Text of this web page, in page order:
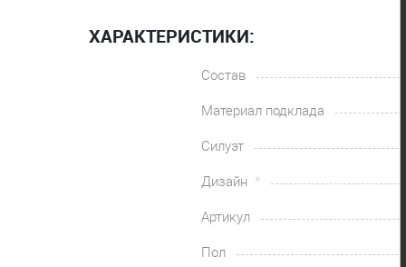
ХАРАКТЕРИСТИКИ:
Состав
Материал подклада
Силуэт
Дизайн
Артикул
Пол